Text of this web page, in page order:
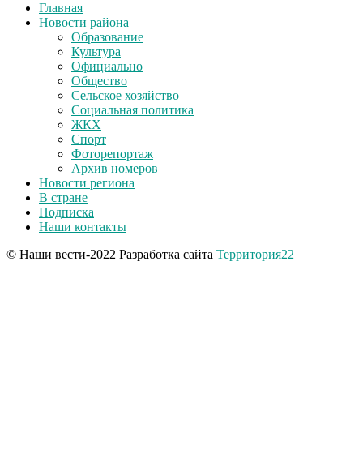
Главная
Новости района
Образование
Культура
Официально
Общество
Сельское хозяйство
Социальная политика
ЖКХ
Спорт
Фоторепортаж
Архив номеров
Новости региона
В стране
Подписка
Наши контакты
© Наши вести-2022 Разработка сайта Территория22